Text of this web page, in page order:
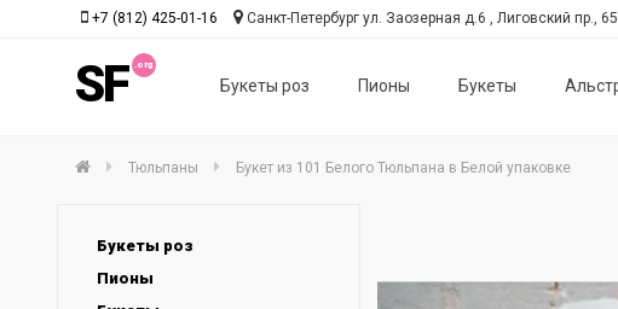
SF Букеты роз Пионы Букеты
+7 (812) 425-01-16 Санкт-Петербург ул. Заозерная д.6 , Лиговский пр., 65
Тюльпаны Букет из 101 Белого Тюльпана в Белой упаковке
Букеты роз
Пионы